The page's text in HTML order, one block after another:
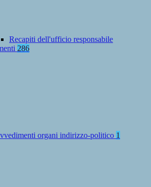
Recapiti dell'ufficio responsabile
286
organi indirizzo-politico 1